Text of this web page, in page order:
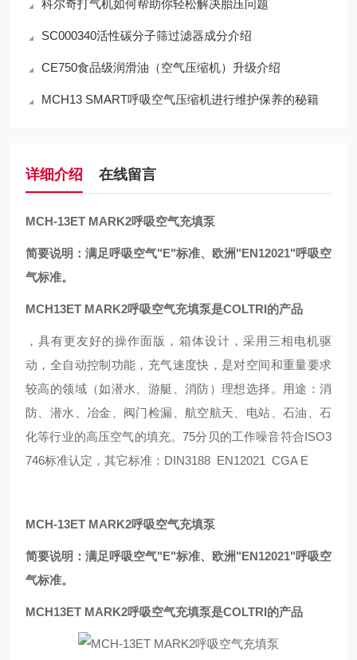
科尔奇打气机如何帮助你轻松解决胎压问题
SC000340活性碳分子筛过滤器成分介绍
CE750食品级润滑油（空气压缩机）升级介绍
MCH13 SMART呼吸空气压缩机进行维护保养的秘籍
详细介绍 在线留言
MCH-13ET MARK2呼吸空气充填泵
简要说明：满足呼吸空气"E"标准、欧洲"EN12021"呼吸空
气标准。
MCH13ET MARK2呼吸空气充填泵是COLTRI的产品
，具有更友好的操作面版，箱体设计，采用三相电机驱
动，全自动控制功能，充气速度快，是对空间和重量要求
较高的领域（如潜水、游艇、消防）理想选择。用途：消
防、潜水、冶金、阀门检漏、航空航天、电站、石油、石
化等行业的高压空气的填充。75分贝的工作噪音符合ISO3
746标准认定，其它标准：DIN3188 EN12021 CGA E
MCH-13ET MARK2呼吸空气充填泵
简要说明：满足呼吸空气"E"标准、欧洲"EN12021"呼吸空
气标准。
MCH13ET MARK2呼吸空气充填泵是COLTRI的产品